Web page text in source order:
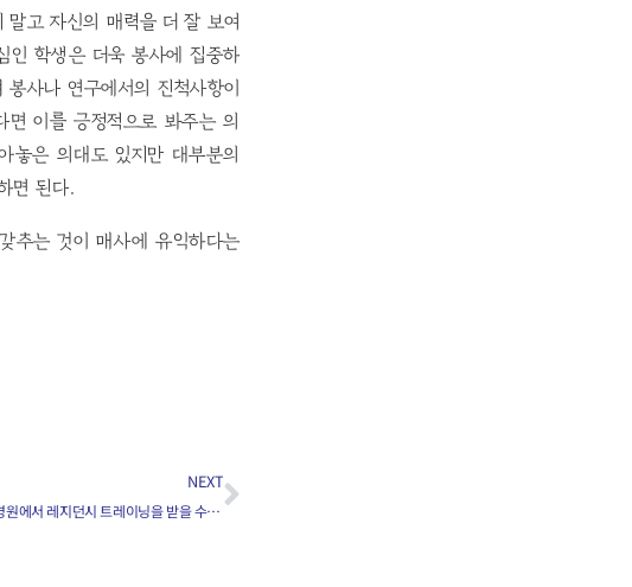
고 자신의 매력을 더 잘 보여
인 학생은 더욱 봉사에 집중하
사나 연구에서의 진척사항이
이를 긍정적으로 봐주는 의
놓은 의대도 있지만 대부분의
면 된다.
추는 것이 매사에 유익하다는
NEXT
[793] 의대생 연인들이 같은 병원에서 레지던시 트레이닝을 받을 수 있는 제도적 장치가 있나요? (1)